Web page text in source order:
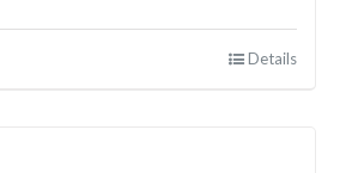
Details